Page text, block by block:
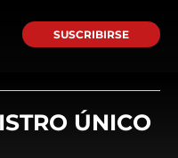
SUSCRIBIRSE
ÚNICO